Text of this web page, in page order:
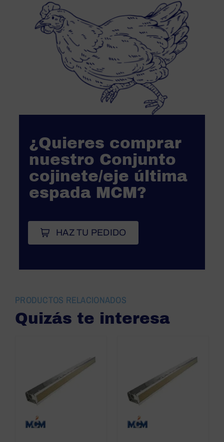
¿Quieres comprar
nuestro Conjunto
cojinete/eje última
espada MCM?
HAZ TU PEDIDO
PRODUCTOS RELACIONADOS
Quizás te interesa